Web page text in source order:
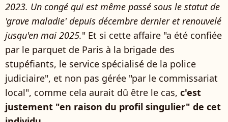
2023. Un congé qui est même passé sous le statut de
'grave maladie' depuis décembre dernier et renouvelé
jusqu'en mai 2025." Et si cette affaire "a été confiée
par le parquet de Paris à la brigade des
stupéfiants, le service spécialisé de la police
judiciaire", et non pas gérée "par le commissariat
local", comme cela aurait dû être le cas, c'est
justement "en raison du profil singulier" de cet